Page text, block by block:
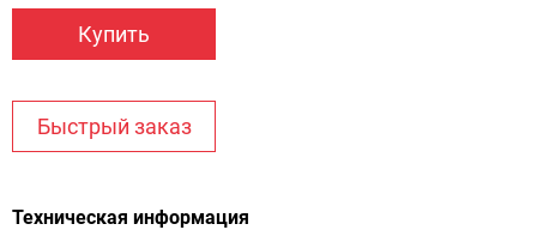
Купить
Быстрый заказ
Техническая информация